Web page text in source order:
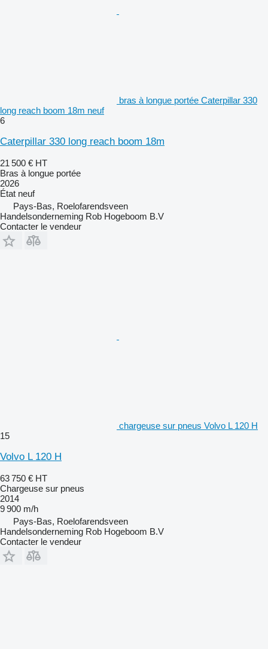
bras à longue portée Caterpillar 330
long reach boom 18m neuf
6
Caterpillar 330 long reach boom 18m
21 500 € HT
Bras à longue portée
2026
État neuf
Pays-Bas, Roelofarendsveen
Handelsonderneming Rob Hogeboom B.V
Contacter le vendeur
chargeuse sur pneus Volvo L 120 H
15
Volvo L 120 H
63 750 € HT
Chargeuse sur pneus
2014
9 900 m/h
Pays-Bas, Roelofarendsveen
Handelsonderneming Rob Hogeboom B.V
Contacter le vendeur